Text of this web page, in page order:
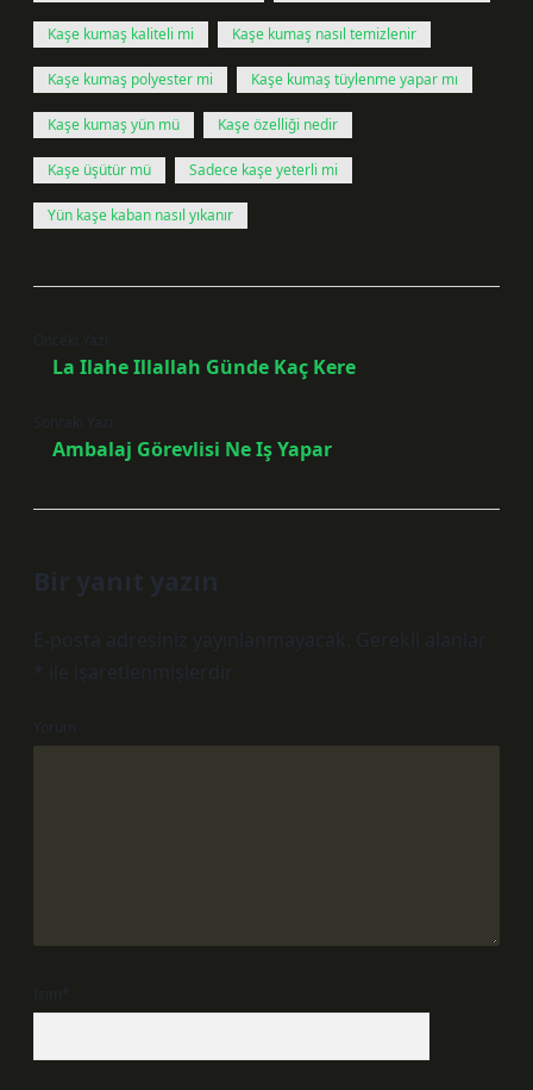
Kaşe kumaş kaliteli mi Kaşe kumaş nasıl temizlenir
Kaşe kumaş polyester mi Kaşe kumaş tüylenme yapar mı
Kaşe kumaş yün mü Kaşe özelliği nedir
Kaşe üşütür mü Sadece kaşe yeterli mi
Yün kaşe kaban nasıl yıkanır
Önceki Yazı
La Ilahe Illallah Günde Kaç Kere
Sonraki Yazı
Ambalaj Görevlisi Ne Iş Yapar
Bir yanıt yazın
E-posta adresiniz yayınlanmayacak. Gerekli alanlar
*
ile işaretlenmişlerdir
Yorum
İsim*